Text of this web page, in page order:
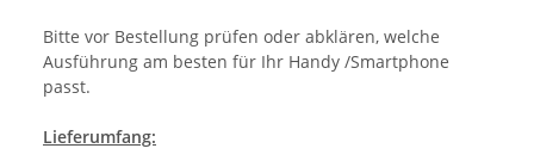
Bitte vor Bestellung prüfen oder abklären, welche
Ausführung am besten für Ihr Handy /Smartphone
passt.
Lieferumfang: